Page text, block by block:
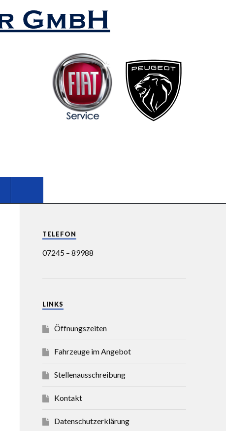
TELEFON
07245 – 89988
LINKS
Öffnungszeiten
Fahrzeuge im Angebot
Stellenausschreibung
Kontakt
Datenschutzerklärung